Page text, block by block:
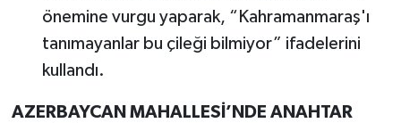
önemine vurgu yaparak, “Kahramanmaraş'ı
tanımayanlar bu çileği bilmiyor” ifadelerini
kullandı.
AZERBAYCAN MAHALLESİ’NDE ANAHTAR